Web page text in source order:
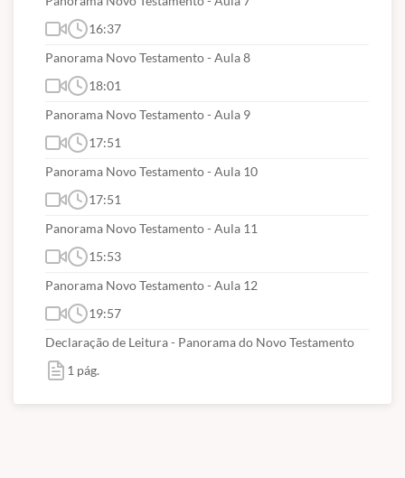
16:37
Panorama Novo Testamento - Aula 8
18:01
Panorama Novo Testamento - Aula 9
17:51
Panorama Novo Testamento - Aula 10
17:51
Panorama Novo Testamento - Aula 11
15:53
Panorama Novo Testamento - Aula 12
19:57
Declaração de Leitura - Panorama do Novo Testamento
1 pág.